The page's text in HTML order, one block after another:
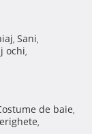
, Sani,
ochi,
de baie,
,